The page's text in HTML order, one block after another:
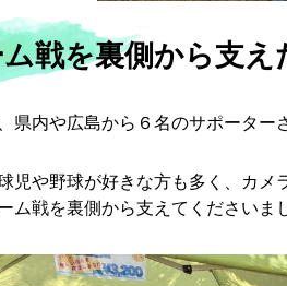
戦を裏側から支
県内や広島から６名のサポーター
児や野球が好きな方も多く、カ
ム戦を裏側から支えてくださいま